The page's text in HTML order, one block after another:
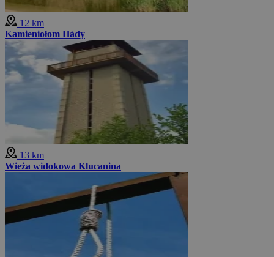
12 km
Kamieniołom Hády
13 km
Wieża widokowa Klucanina